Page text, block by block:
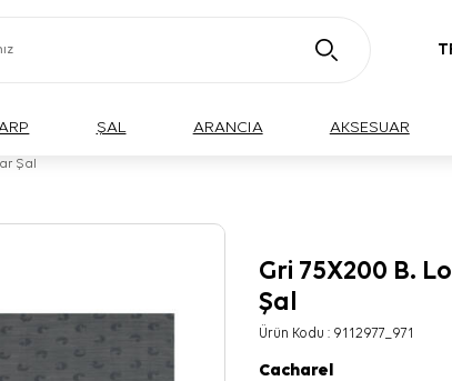
ŞAL ARANCIA AKSESUAR
Şal
Gri 75X200 B.
Şal
Ürün Kodu : 9112977_971
Cacharel